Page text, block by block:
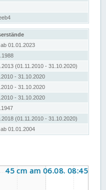
01.01.2023
(01.11.2010 - 31.10.2020)
- 31.10.2020
- 31.10.2020
- 31.10.2020
(01.11.2010 - 31.10.2020)
01.01.2004